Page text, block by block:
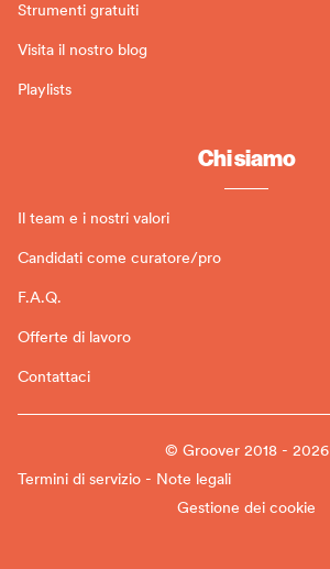
Strumenti gratuiti
Visita il nostro blog
Playlists
Chi siamo
Il team e i nostri valori
Candidati come curatore/pro
F.A.Q.
Offerte di lavoro
Contattaci
© Groover 2018 - 2026
Termini di servizio - Note legali
Gestione dei cookie